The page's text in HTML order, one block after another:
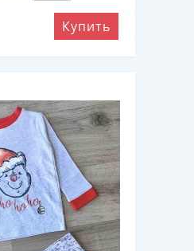
Купить